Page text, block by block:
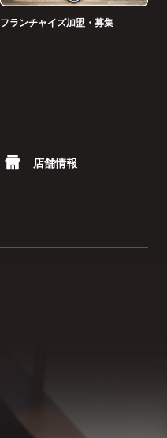
フランチャイズ加盟・募集
店舗情報